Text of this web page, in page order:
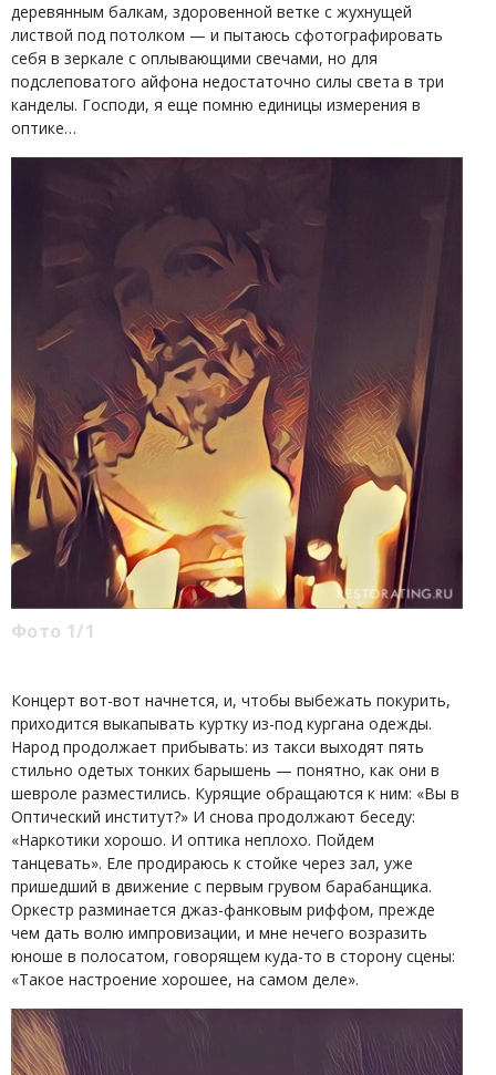
деревянным балкам, здоровенной ветке с жухнущей
листвой под потолком — и пытаюсь сфотографировать
себя в зеркале с оплывающими свечами, но для
подслеповатого айфона недостаточно силы света в три
канделы. Господи, я еще помню единицы измерения в
оптике…
Фото 1/1
Концерт вот-вот начнется, и, чтобы выбежать покурить,
приходится выкапывать куртку из-под кургана одежды.
Народ продолжает прибывать: из такси выходят пять
стильно одетых тонких барышень — понятно, как они в
шевроле разместились. Курящие обращаются к ним: «Вы в
Оптический институт?» И снова продолжают беседу:
«Наркотики хорошо. И оптика неплохо. Пойдем
танцевать». Еле продираюсь к стойке через зал, уже
пришедший в движение с первым грувом барабанщика.
Оркестр разминается джаз-фанковым риффом, прежде
чем дать волю импровизации, и мне нечего возразить
юноше в полосатом, говорящем куда-то в сторону сцены:
«Такое настроение хорошее, на самом деле».